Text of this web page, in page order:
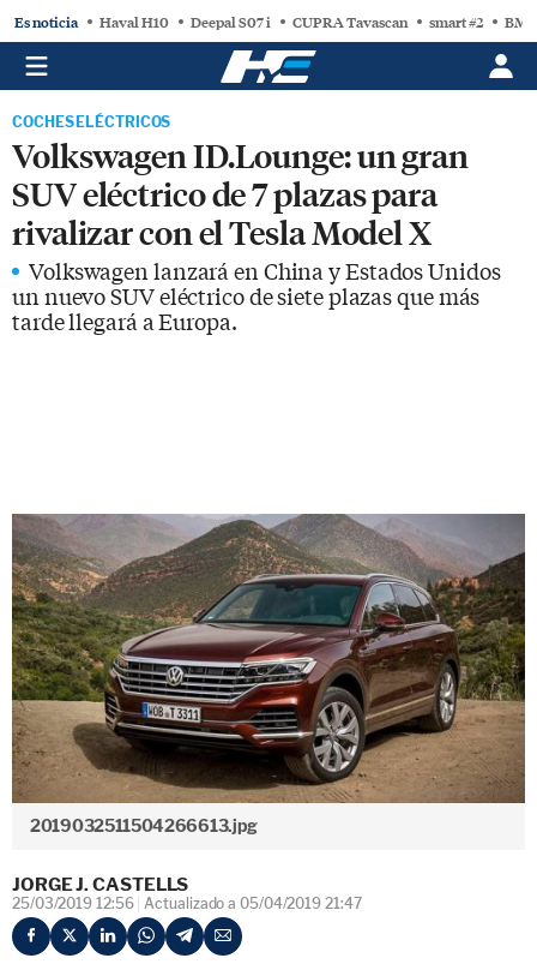
Es noticia Haval H10 Deepal S07 i CUPRA Tavascan smart #2
COCHES ELÉCTRICOS
Volkswagen ID.Lounge: un gran
SUV eléctrico de 7 plazas para
rivalizar con el Tesla Model X
Volkswagen lanzará en China y Estados Unidos
un nuevo SUV eléctrico de siete plazas que más
tarde llegará a Europa.
2019032511504266613.jpg
JORGE J. CASTELLS
25/03/2019 12:56 Actualizado a 05/04/2019 21:47